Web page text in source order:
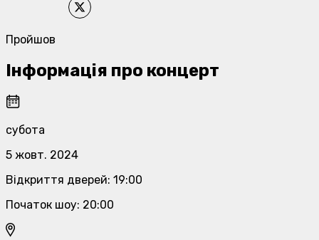
Пройшов
Інформація про концерт
субота
5 жовт. 2024
Відкриття дверей: 19:00
Початок шоу: 20:00